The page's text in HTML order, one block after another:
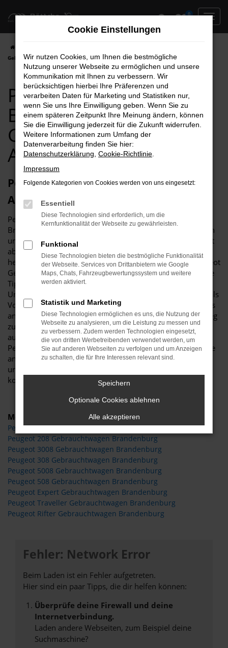
Zum
springen
0
Gebrauchtwagen Top Angebote
Peugeot für
Brandenburg
Gebrauchtwagen Top
Angebote
Peugeot Gebrauchtwagen – ohne
Abstriche in Brandenburg unterwegs
Peugeot Gebrauchtwagen sind einfach unschlagbar. Für
Brandenburg eignen sich die einzelnen Modelle vortrefflich
und bilden nahezu jedes auf dem Markt erhältlich Segment
ab. Sprechen Sie uns gerne an und lassen Sie uns
herausfinden, welches Modell Ihnen als Ihr nächster Peugeot
Gebrauchtwagen vorschwebt. Wir geben Ihnen jede Menge
Tipps für die perfekte Mobilität in Brandenburg und
Umgebung und erweisen uns auch in preislicher Hinsicht als
Volltreffer. Seit mehr als 30 Jahren existiert unser Autohaus
an verschiedenen Standorten. Von Brandenburg ist der Weg
zu uns nicht weit und auf Wunsch übernehmen wir gerne
auch die Lieferung direkt zu Ihnen nach Hause. All unsere
Peugeot Gebrauchtwagen werden auf Wunsch mit Garantie
angeboten und lassen sich zudem mit einer Finanzierung
und der Inzahlungnahme Ihres aktuellen Fahrzeugs
kombinieren.
Modelle
Peugeot 2008 Gebrauchtwagen Brandenburg
Peugeot 208 Gebrauchtwagen Brandenburg
Peugeot 3008 Gebrauchtwagen Brandenburg
Peugeot 308 Gebrauchtwagen Brandenburg
Peugeot 5008 Gebrauchtwagen Brandenburg
Peugeot 508 Gebrauchtwagen Brandenburg
Peugeot Expert Gebrauchtwagen Brandenburg
Peugeot Traveller Gebrauchtwagen Brandenburg
Peugeot Rifter Gebrauchtwagen Brandenburg
Fehler: Network Error
Beim Laden ist ein Fehler aufgetreten.
Hier sind ein paar Tipps, die dir helfen können:
Überprüfe deine Firewall und deine
Internetverbindung.
Laden andere Webseiten, zum Beispiel deine
Suchmaschine?
Cookie Einstellungen
Wir nutzen Cookies, um Ihnen die bestmögliche
Nutzung unserer Webseite zu ermöglichen und unsere
Kommunikation mit Ihnen zu verbessern. Wir
berücksichtigen hierbei Ihre Präferenzen und
verarbeiten Daten für Marketing und Statistiken nur,
wenn Sie uns Ihre Einwilligung geben. Wenn Sie zu
einem späteren Zeitpunkt Ihre Meinung ändern, können
Sie die Einwilligung jederzeit für die Zukunft widerrufen.
Weitere Informationen zum Umfang der
Datenverarbeitung finden Sie hier:
Datenschutzerklärung Cookie-Richtlinie
Impressum
Folgende Kategorien von Cookies werden von uns eingesetzt:
Essentiell
Diese Technologien sind erforderlich, um die
Kernfunktionalität der Webseite zu gewährleisten.
Funktional
Diese Technologien bieten die bestmögliche Funktionalität
der Webseite. Services von Drittanbietern wie Google
Maps, Chats, Fahrzeugbewertungssystem und weitere
werden aktiviert.
Statistik und Marketing
Diese Technologien ermöglichen es uns, die Nutzung der
Webseite zu analysieren, um die Leistung zu messen und
zu verbessern. Zudem werden Technologien eingesetzt,
die von dritten Werbetreibenden verwendet werden, um
Sie auf anderen Webseiten zu verfolgen und um Anzeigen
zu schalten, die für Ihre Interessen relevant sind.
Speichern
Optionale Cookies ablehnen
Alle akzeptieren